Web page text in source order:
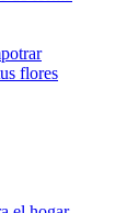
flores